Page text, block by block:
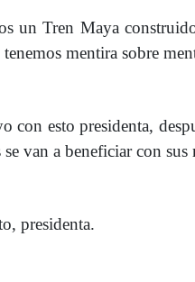
un Tren Maya
mentira sobre
con esto presidenta,
se van a beneficiar con sus
presidenta.